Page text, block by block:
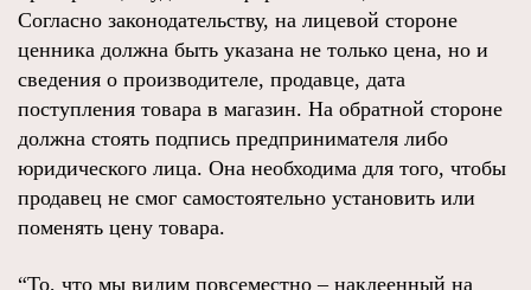
Согласно законодательству, на лицевой стороне
ценника должна быть указана не только цена, но и
сведения о производителе, продавце, дата
поступления товара в магазин. На обратной стороне
должна стоять подпись предпринимателя либо
юридического лица. Она необходима для того, чтобы
продавец не смог самостоятельно установить или
поменять цену товара.
“То, что мы видим повсеместно – наклеенный на